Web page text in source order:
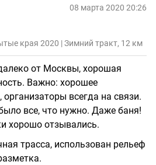
08 марта 2020 20:26
края 2020 | Зимний тракт, 12 км
от Москвы, хорошая
Важно: хорошее
организаторы всегда на связи.
все, что нужно. Даже баня!
хорошо отзывались.
трасса, использован рельеф